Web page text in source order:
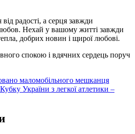
від радості, а серця завжди
Нехай у вашому житті завжди
добрих новин і щирої любові.
спокою і вдячних сердець поруч
маломобільного мешканця
України з легкої атлетики –